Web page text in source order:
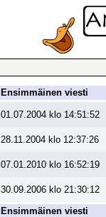
Ensimmäinen viesti
01.07.2004 klo 14:51:52
28.11.2004 klo 12:37:26
07.01.2010 klo 16:52:19
30.09.2006 klo 21:30:12
Ensimmäinen viesti